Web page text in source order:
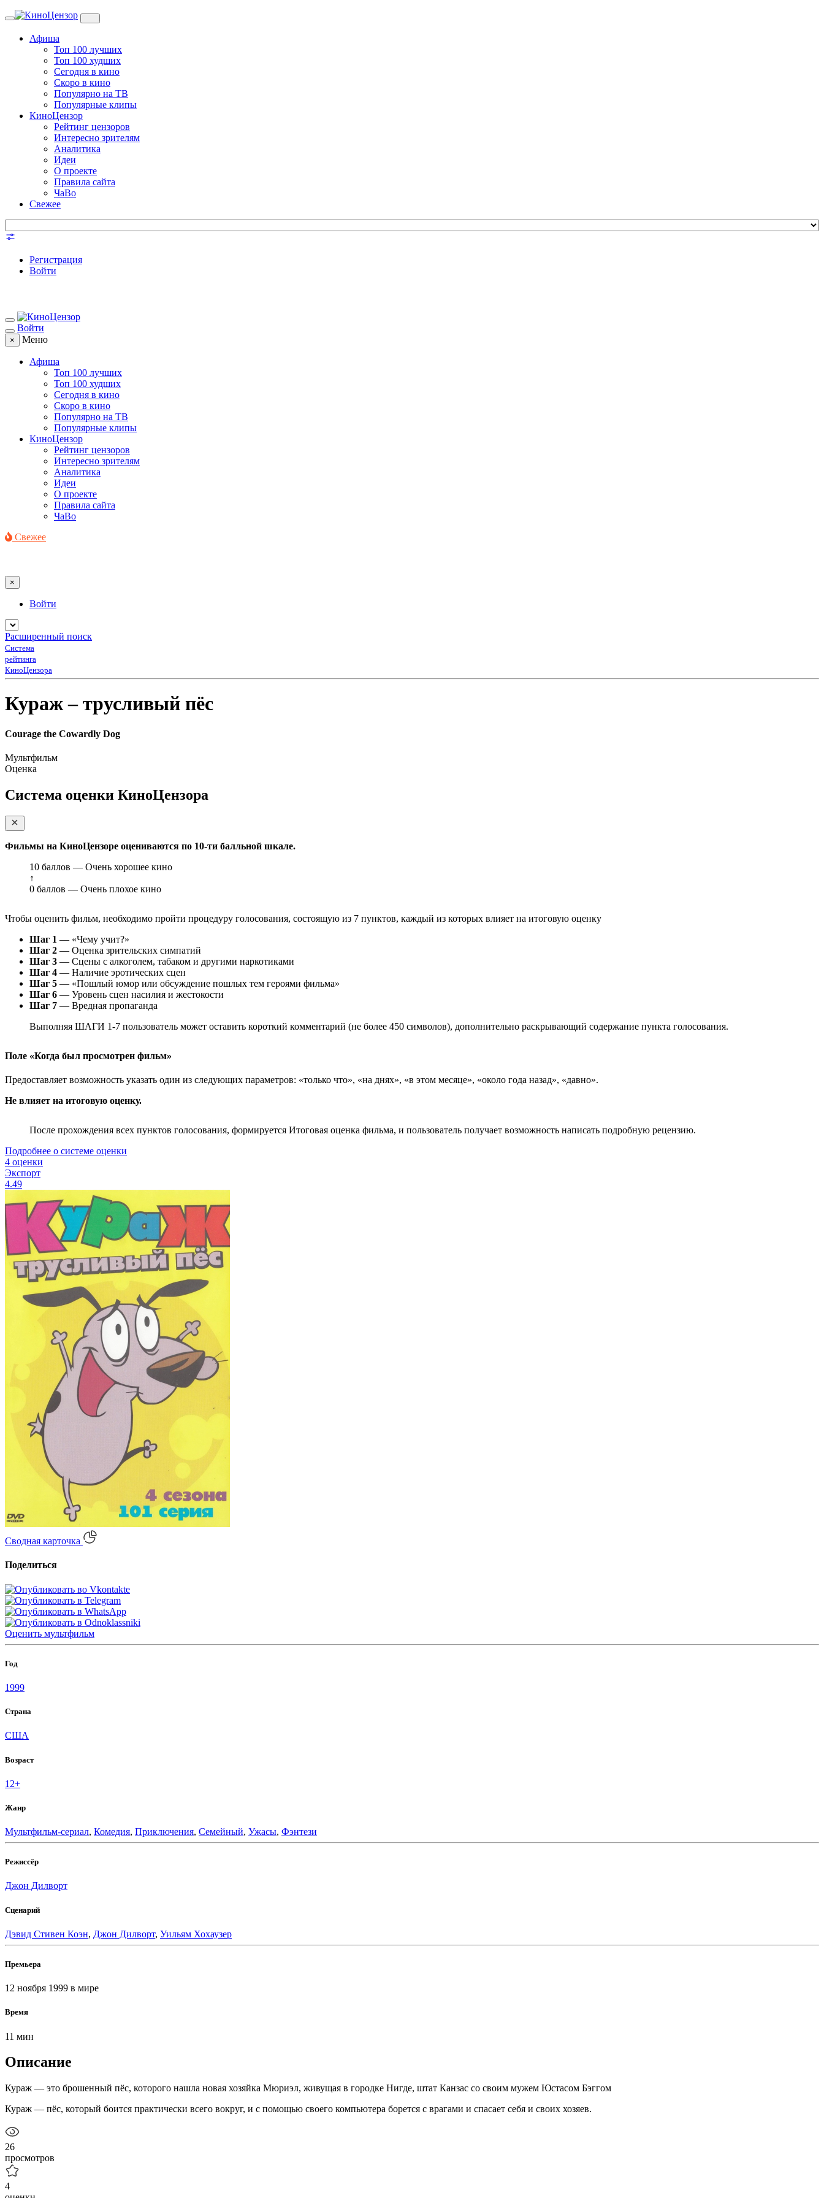
Toggle
Афиша
Топ 100 лучших
Топ 100 худших
Сегодня в кино
Скоро в кино
Популярно на ТВ
Популярные клипы
КиноЦензор
Рейтинг цензоров
Интересно зрителям
Аналитика
Идеи
О проекте
Правила сайта
ЧаВо
Свежее
Регистрация
Войти
Войти
× Меню
Афиша
Топ 100 лучших
Топ 100 худших
Сегодня в кино
Скоро в кино
Популярно на ТВ
Популярные клипы
КиноЦензор
Рейтинг цензоров
Интересно зрителям
Аналитика
Идеи
О проекте
Правила сайта
ЧаВо
Свежее
×
Войти
Расширенный поиск
Система
рейтинга
КиноЦензора
Кураж – трусливый пёс
Courage the Cowardly Dog
Мультфильм
Оценка
Система оценки КиноЦензора
Фильмы на КиноЦензоре оцениваются по 10-ти балльной шкале.
10 баллов — Очень хорошее кино
↑
0 баллов — Очень плохое кино
Чтобы оценить фильм, необходимо пройти процедуру голосования, состоящую из 7 пунктов, каждый из которых влияет на итоговую оценку
Шаг 1 — «Чему учит?»
Шаг 2 — Оценка зрительских симпатий
Шаг 3 — Сцены с алкоголем, табаком и другими наркотиками
Шаг 4 — Наличие эротических сцен
Шаг 5 — «Пошлый юмор или обсуждение пошлых тем героями фильма»
Шаг 6 — Уровень сцен насилия и жестокости
Шаг 7 — Вредная пропаганда
Выполняя ШАГИ 1-7 пользователь может оставить короткий комментарий (не более 450 символов), дополнительно раскрывающий содержание пункта голосования.
Поле «Когда был просмотрен фильм»
Предоставляет возможность указать один из следующих параметров: «только что», «на днях», «в этом месяце», «около года назад», «давно».
Не влияет на итоговую оценку.
После прохождения всех пунктов голосования, формируется Итоговая оценка фильма, и пользователь получает возможность написать подробную рецензию.
Подробнее о системе оценки
4 оценки
Экспорт
4.49
Сводная карточка
Поделиться
Оценить мультфильм
Год
1999
Страна
США
Возраст
12+
Жанр
Мультфильм-сериал, Комедия, Приключения, Семейный, Ужасы, Фэнтези
Режиссёр
Джон Дилворт
Сценарий
Дэвид Стивен Коэн, Джон Дилворт, Уильям Хохаузер
Премьера
12 ноября 1999 в мире
Время
11 мин
Описание
Кураж — это брошенный пёс, которого нашла новая хозяйка Мюриэл, живущая в городке Нигде, штат Канзас со своим мужем Юстасом Бэггом
Кураж — пёс, который боится практически всего вокруг, и с помощью своего компьютера борется с врагами и спасает себя и своих хозяев.
26
просмотров
4